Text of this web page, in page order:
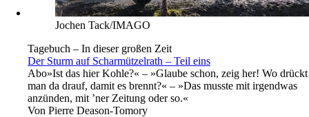
Jochen Tack/IMAGO
Tagebuch – In dieser großen Zeit
Der Sturm auf Scharmützelrath – Teil eins
Abo»Ist das hier Kohle?« – »Glaube schon, zeig her! Wo drückt
man da drauf, damit es brennt?« – »Das musste mit irgendwas
anzünden, mit ’ner Zeitung oder so.«
Von Pierre Deason-Tomory